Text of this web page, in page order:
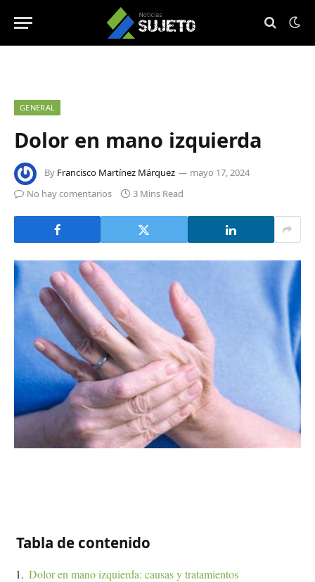
GENERAL
Dolor en mano izquierda
By Francisco Martínez Márquez
mayo 17, 2024
No hay comentarios
3 Mins Read
Tabla de contenido
Dolor en mano izquierda: causas y tratamientos